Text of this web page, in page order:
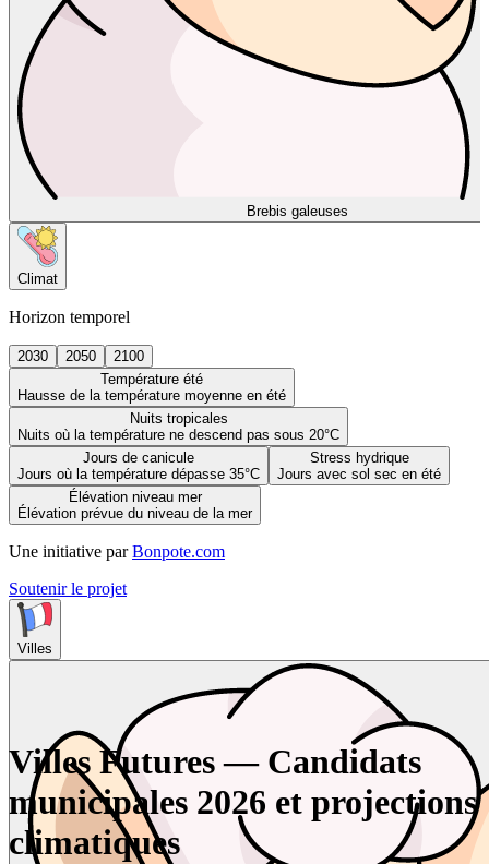
Brebis galeuses
Climat
Horizon temporel
2030 2050
2100
Température été
Hausse de la température moyenne en été
Nuits tropicales
Nuits où la température ne descend pas sous 20°C
Jours de canicule
Jours où la température dépasse 35°C
Stress hydrique
Jours avec sol sec en été
Élévation niveau mer
Élévation prévue du niveau de la mer
Une initiative par Bonpote.com
Soutenir le projet
Villes
Villes Futures — Candidats
municipales 2026 et projections
climatiques